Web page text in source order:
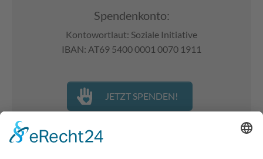
Spendenkonto:
Kontowortlaut: Soziale Initiative
IBAN: AT69 5400 0001 0070 1911
JETZT SPENDEN!